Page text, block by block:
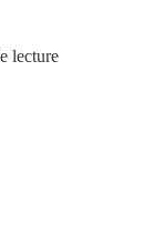
lecture